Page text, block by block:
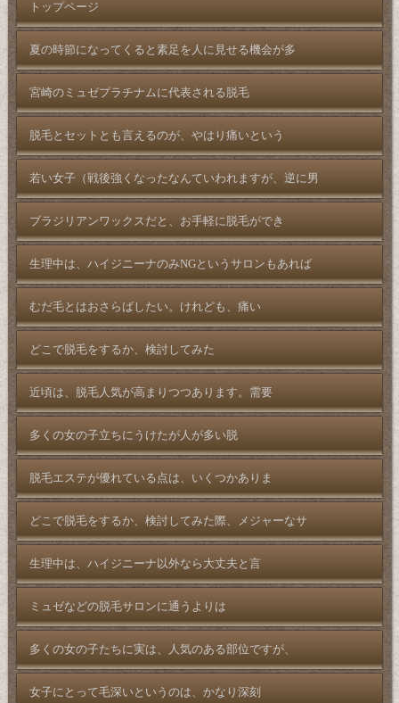
トップページ
夏の時節になってくると素足を人に見せる機会が多
宮崎のミュゼプラチナムに代表される脱毛
脱毛とセットとも言えるのが、やはり痛いという
若い女子（戦後強くなったなんていわれますが、逆に男
ブラジリアンワックスだと、お手軽に脱毛ができ
生理中は、ハイジニーナのみNGというサロンもあれば
むだ毛とはおさらばしたい。けれども、痛い
どこで脱毛をするか、検討してみた
近頃は、脱毛人気が高まりつつあります。需要
多くの女の子立ちにうけたが人が多い脱
脱毛エステが優れている点は、いくつかありま
どこで脱毛をするか、検討してみた際、メジャーなサ
生理中は、ハイジニーナ以外なら大丈夫と言
ミュゼなどの脱毛サロンに通うよりは
多くの女の子たちに実は、人気のある部位ですが、
女子にとって毛深いというのは、かなり深刻